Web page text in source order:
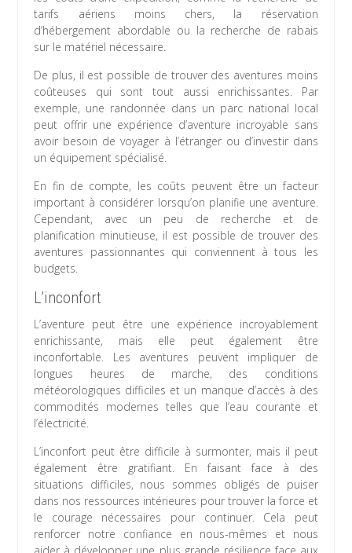
tarifs aériens moins chers, la réservation
d’hébergement abordable ou la recherche de rabais
sur le matériel nécessaire.
De plus, il est possible de trouver des aventures moins
coûteuses qui sont tout aussi enrichissantes. Par
exemple, une randonnée dans un parc national local
peut offrir une expérience d’aventure incroyable sans
avoir besoin de voyager à l’étranger ou d’investir dans
un équipement spécialisé.
En fin de compte, les coûts peuvent être un facteur
important à considérer lorsqu’on planifie une aventure.
Cependant, avec un peu de recherche et de
planification minutieuse, il est possible de trouver des
aventures passionnantes qui conviennent à tous les
budgets.
L’inconfort
L’aventure peut être une expérience incroyablement
enrichissante, mais elle peut également être
inconfortable. Les aventures peuvent impliquer de
longues heures de marche, des conditions
météorologiques difficiles et un manque d’accès à des
commodités modernes telles que l’eau courante et
l’électricité.
L’inconfort peut être difficile à surmonter, mais il peut
également être gratifiant. En faisant face à des
situations difficiles, nous sommes obligés de puiser
dans nos ressources intérieures pour trouver la force et
le courage nécessaires pour continuer. Cela peut
renforcer notre confiance en nous-mêmes et nous